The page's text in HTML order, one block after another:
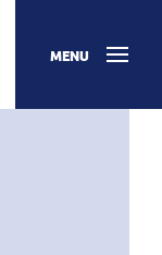
MENU